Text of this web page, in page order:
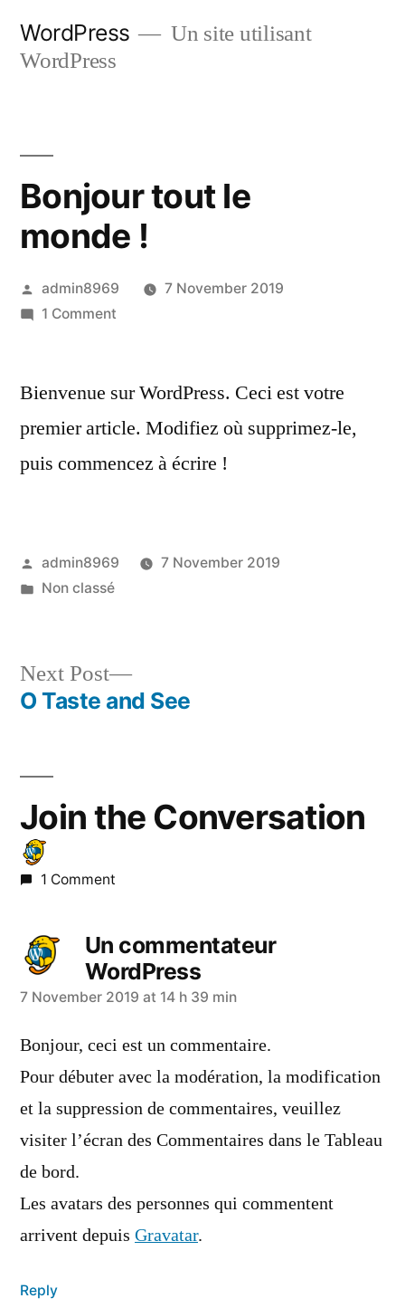
WordPress
Un site utilisant
WordPress
Bonjour tout le
monde !
Posted
by
admin8969
7 November 2019
1 Commenton
le
Bienvenue sur WordPress. Ceci est votre
premier article. Modifiez où supprimez-le,
puis commencez à écrire !
Posted
by
admin8969
7 November 2019
Posted
Non classé
Post
Next Post
Next
post:
O Taste and See
Join the Conversation
1 Comment
Un commentateur
WordPress
says:
7 November 2019 at 14 h 39 min
Bonjour, ceci est un commentaire.
Pour débuter avec la modération, la modification
et la suppression de commentaires, veuillez
visiter l’écran des Commentaires dans le Tableau
de bord.
Les avatars des personnes qui commentent
arrivent depuis Gravatar.
Reply